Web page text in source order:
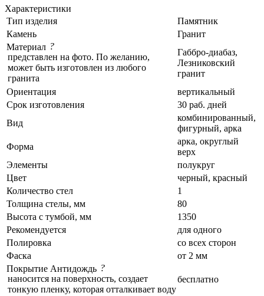
Характеристики
Тип изделия
Памятник
Камень
Гранит
Материал ?
представлен на фото. По желанию,
может быть изготовлен из любого
гранита
Габбро-диабаз,
Лезниковский
гранит
Ориентация
вертикальный
Срок изготовления
30 раб. дней
Вид
комбинированный,
фигурный, арка
Форма
арка, округлый
верх
Элементы
полукруг
Цвет
черный, красный
Количество стел
1
Толщина стелы, мм
80
Высота с тумбой, мм
1350
Рекомендуется
для одного
Полировка
со всех сторон
Фаска
от 2 мм
Покрытие Антидождь ?
наносится на поверхность, создает
тонкую пленку, которая отталкивает воду
бесплатно